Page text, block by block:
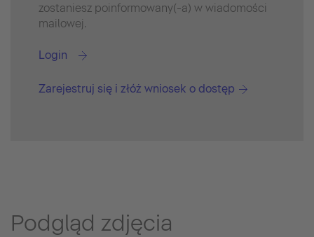
zostaniesz poinformowany(-a) w wiadomości
mailowej.
Login
Zarejestruj się i złóż wniosek o dostęp
Podgląd zdjęcia